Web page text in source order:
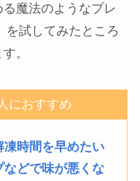
魔法のようなプレ
を試してみたところ
。
におすすめ
凍時間を早めたい
などで味が悪くな